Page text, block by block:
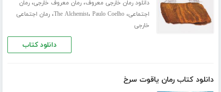
دانلود رمان خارجی معروف،رمان معروف خارجی،رمان
اجتماعی، The Alchemist، Paulo Coelho ،رمان اجتماعی
خارجی
دانلود کتاب
دانلود کتاب رمان یاقوت سرخ